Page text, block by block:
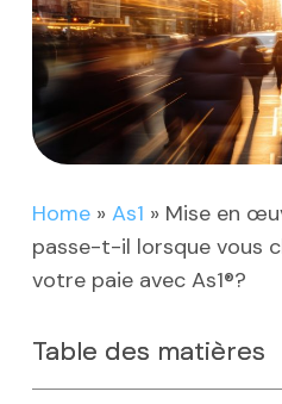
Home» As1 » Mise en
passe-t-il lorsque vous
votre paie avec As1®?
Table des matières